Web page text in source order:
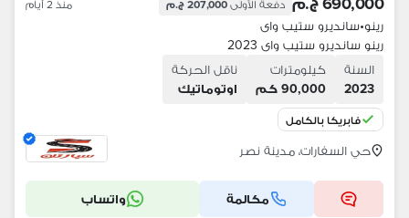
دفعة الأولى 207,000 ج.م منذ 2 أيام
رينو•سانديرو ستيب واى
رينو سانديرو ستيب واى 2023
السنة
2023
كيلومترات
90,000 كم
ناقل الحركة
اوتوماتيك
فابريكا بالكامل
حي السفارات، مدينة نصر
مكالمة واتساب